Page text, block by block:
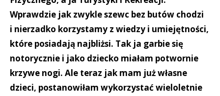
Wprawdzie jak zwykle szewc bez butów chodzi
i nierzadko korzystamy z wiedzy i umiejętności,
które posiadają najbliżsi. Tak ja garbie się
notorycznie i jako dziecko miałam potwornie
krzywe nogi. Ale teraz jak mam już własne
dzieci, postanowiłam wykorzystać wieloletnie